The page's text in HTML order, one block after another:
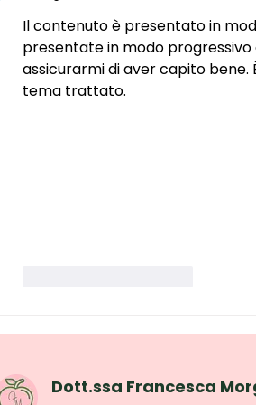
Il contenuto è presentato in
presentate in modo
assicurarmi di aver capito
tema trattato.
Dott.ssa Francesca